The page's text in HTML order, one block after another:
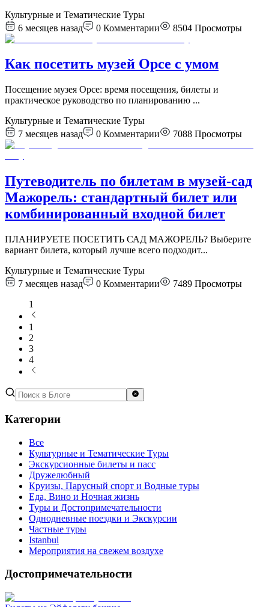
Культурные и Тематические Туры
6 месяцев назад
0 Комментарии 8504 Просмотры
Как посетить музей Орсе с умом
Посещение музея Орсе: время посещения, билеты и
практическое руководство по планированию ...
Культурные и Тематические Туры
7 месяцев назад
0 Комментарии 7088 Просмотры
Путеводитель по билетам в музей-сад
Мажорель: стандартный билет или
комбинированный входной билет
ПЛАНИРУЕТЕ ПОСЕТИТЬ САД МАЖОРЕЛЬ? Выберите
вариант билета, который лучше всего подходит...
Культурные и Тематические Туры
7 месяцев назад
0 Комментарии 7489 Просмотры
1
1
2
3
4
Категории
Все
Культурные и Тематические Туры
Экскурсионные билеты и пасс
Дружелюбный
Круизы, Парусный спорт и Водные туры
Еда, Вино и Ночная жизнь
Туры и Достопримечательности
Однодневные поездки и Экскурсии
Частные туры
Istanbul
Мероприятия на свежем воздухе
Достопримечательности